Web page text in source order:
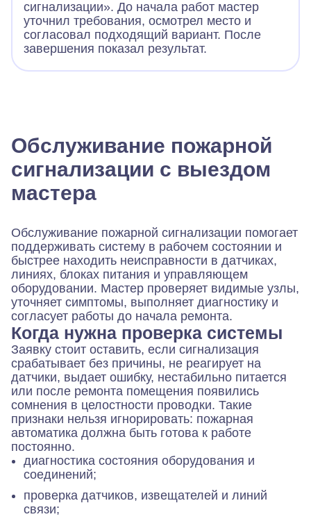
сигнализации». До начала работ мастер
уточнил требования, осмотрел место и
согласовал подходящий вариант. После
завершения показал результат.
Обслуживание пожарной
сигнализации с выездом
мастера
Обслуживание пожарной сигнализации помогает
поддерживать систему в рабочем состоянии и
быстрее находить неисправности в датчиках,
линиях, блоках питания и управляющем
оборудовании. Мастер проверяет видимые узлы,
уточняет симптомы, выполняет диагностику и
согласует работы до начала ремонта.
Когда нужна проверка системы
Заявку стоит оставить, если сигнализация
срабатывает без причины, не реагирует на
датчики, выдает ошибку, нестабильно питается
или после ремонта помещения появились
сомнения в целостности проводки. Такие
признаки нельзя игнорировать: пожарная
автоматика должна быть готова к работе
постоянно.
диагностика состояния оборудования и
соединений;
проверка датчиков, извещателей и линий
связи;